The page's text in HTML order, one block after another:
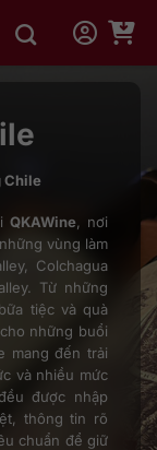
Chile
QKAWine, nơi
vùng làm
Colchagua
Từ những
tiệc và quà
những buổi
mang đến trải
và nhiều mức
được nhập
thông tin rõ
chuẩn để giữ